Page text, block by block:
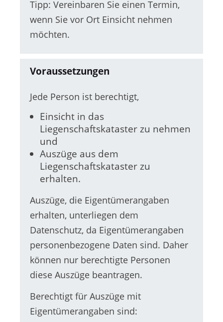
Tipp: Vereinbaren Sie einen Termin,
wenn Sie vor Ort Einsicht nehmen
möchten.
Voraussetzungen
Jede Person ist berechtigt,
Einsicht in das
Liegenschaftskataster zu nehmen
und
Auszüge aus dem
Liegenschaftskataster zu
erhalten.
Auszüge, die Eigentümerangaben
erhalten, unterliegen dem
Datenschutz, da Eigentümerangaben
personenbezogene Daten sind. Daher
können nur berechtigte Personen
diese Auszüge beantragen.
Berechtigt für Auszüge mit
Eigentümerangaben sind: